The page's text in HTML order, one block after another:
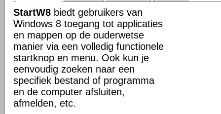
StartW8 biedt gebruikers van
Windows 8 toegang tot applicaties
en mappen op de ouderwetse
manier via een volledig functionele
startknop en menu. Ook kun je
eenvoudig zoeken naar een
specifiek bestand of programma
en de computer afsluiten,
afmelden, etc.